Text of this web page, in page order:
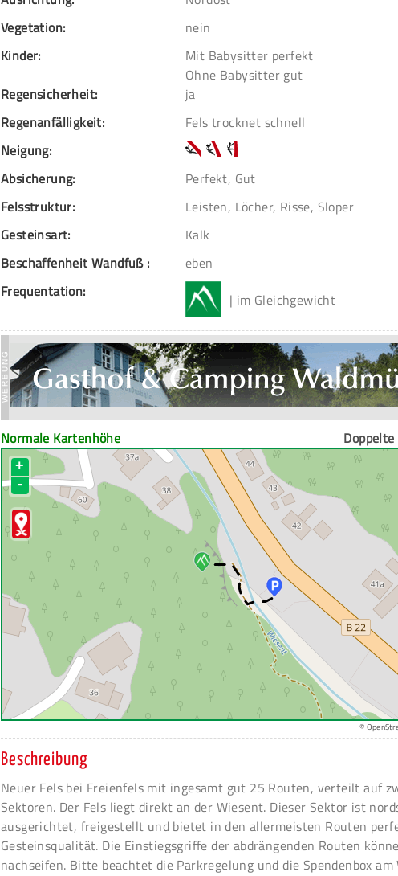
Vegetation:
nein
Kinder:
Mit Babysitter perfekt
Ohne Babysitter gut
Regensicherheit:
ja
Regenanfälligkeit:
Fels trocknet schnell
Neigung:
Absicherung:
Perfekt, Gut
Felsstruktur:
Leisten, Löcher, Risse, Sloper
Gesteinsart:
Kalk
Beschaffenheit Wandfuß :
eben
Frequentation:
| im Gleichgewicht
Normale Kartenhöhe
+
-
©
Beschreibung
Neuer Fels bei Freienfels mit ingesamt gut 25 Routen, verteilt auf
Sektoren. Der Fels liegt direkt an der Wiesent. Dieser Sektor ist
ausgerichtet, freigestellt und bietet in den allermeisten Routen
Gesteinsqualität. Die Einstiegsgriffe der abdrängenden Routen
nachseifen. Bitte beachtet die Parkregelung und die Spendenbox am